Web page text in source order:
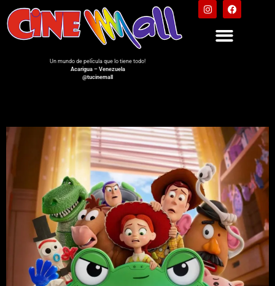
Un mundo de película que lo tiene todo!
Acarigua – Venezuela
@tucinemall